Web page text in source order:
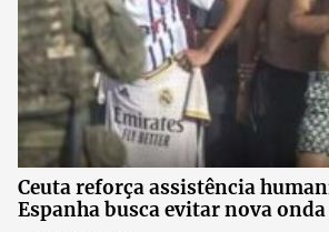
Ceuta reforça assistência
Espanha busca evitar nova